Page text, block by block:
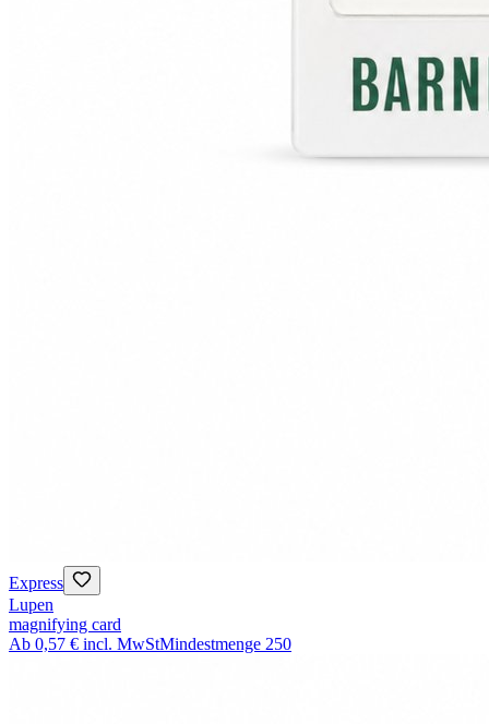
Express
Lupen
magnifying card
Ab 0,57 € incl. MwStMindestmenge 250